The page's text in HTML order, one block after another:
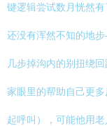
键逻辑尝试数月恍然
还没有浑然不知的地
几步掉沟内的别扭绕
家眼里的帮助自己更
起呼叫），可能他用